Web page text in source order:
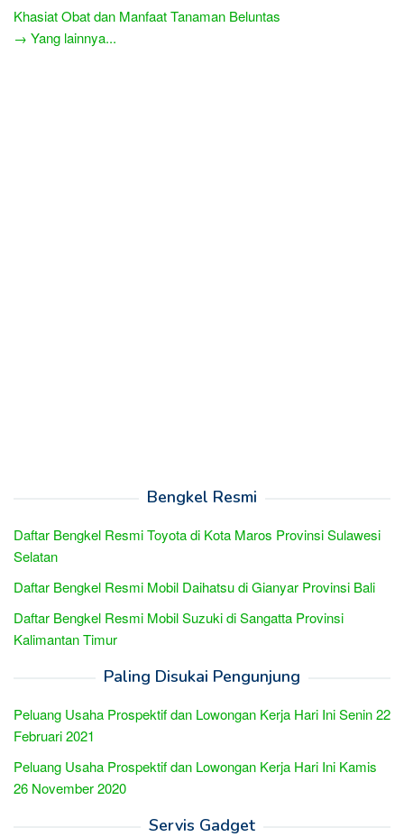
Khasiat Obat dan Manfaat Tanaman Beluntas
→ Yang lainnya...
Bengkel Resmi
Daftar Bengkel Resmi Toyota di Kota Maros Provinsi Sulawesi
Selatan
Daftar Bengkel Resmi Mobil Daihatsu di Gianyar Provinsi Bali
Daftar Bengkel Resmi Mobil Suzuki di Sangatta Provinsi
Kalimantan Timur
Paling Disukai Pengunjung
Peluang Usaha Prospektif dan Lowongan Kerja Hari Ini Senin 22
Februari 2021
Peluang Usaha Prospektif dan Lowongan Kerja Hari Ini Kamis
26 November 2020
Servis Gadget